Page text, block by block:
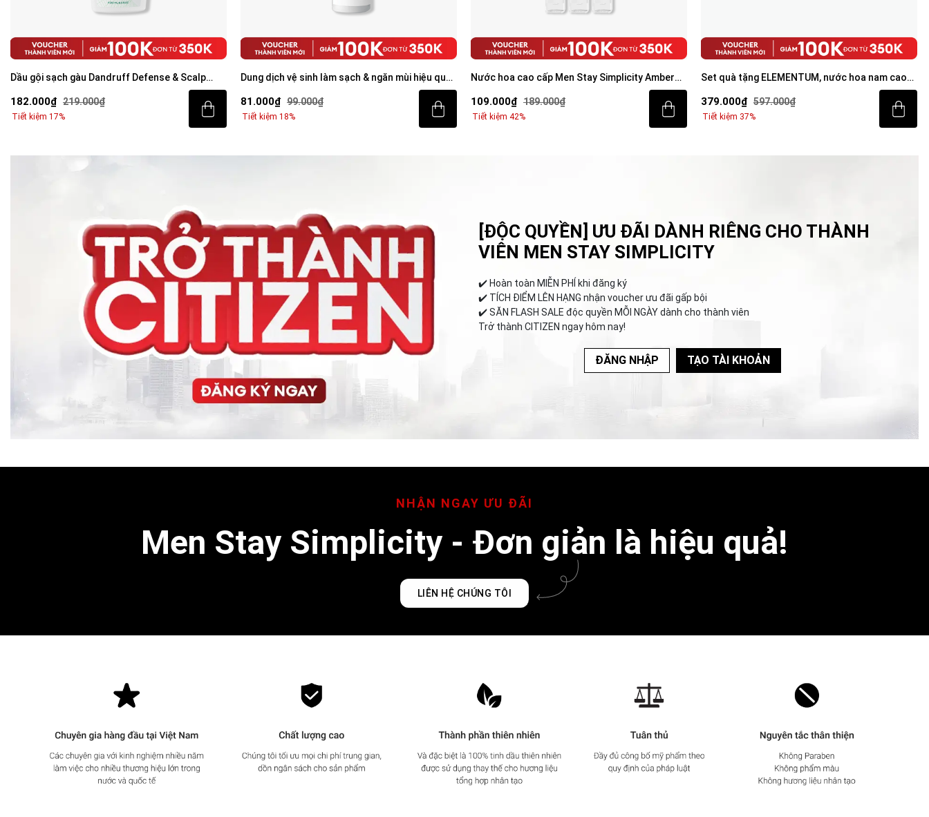
Dầu gội sạch gàu Dandruff Defense & Scalp
182.000₫ 219.000₫
Tiết kiệm 17%
Dung dịch vệ sinh làm sạch & ngăn mùi hiệu quả
81.000₫ 99.000₫
Tiết kiệm 18%
Nước hoa cao cấp Men Stay Simplicity Amber
Ember/Iron Moss/Depth Veins Eau De Parfum
9ml
109.000₫ 189.000₫
Tiết kiệm 42%
Set quà tặng ELEMENTUM, nước hoa nam cao
379.000₫ 597.000₫
Tiết kiệm 37%
[ĐỘC QUYỀN] ƯU ĐÃI DÀNH RIÊNG CHO THÀNH
VIÊN MEN STAY SIMPLICITY
✔️︎ Hoàn toàn MIỄN PHÍ khi đăng ký
✔️︎ TÍCH ĐIỂM LÊN HẠNG nhận voucher ưu đãi gấp bội
✔️︎ SĂN FLASH SALE độc quyền MỖI NGÀY dành cho thành viên
Trở thành CITIZEN ngay hôm nay!
ĐĂNG NHẬP TẠO TÀI KHOẢN
NHẬN NGAY ƯU ĐÃI
Men Stay Simplicity - Đơn giản là hiệu quả!
LIÊN HỆ CHÚNG TÔI